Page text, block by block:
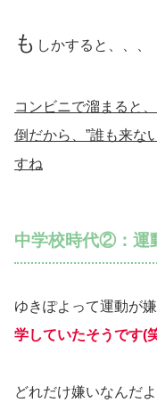
も しかすると、、、
コンビニで溜まると
倒だから、”誰も来な
すね
中学校時代②：運
ゆきぽよって運動が嫌
学していたそうです(
どれだけ嫌いなんだ